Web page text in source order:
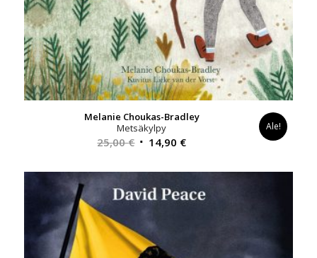
Melanie Choukas-Bradley
Metsäkylpy
25,00€ Alkuperäinen
oli:
25,00 €.
14,90 €Nykyinen
on:
14,90 €.
Ale!